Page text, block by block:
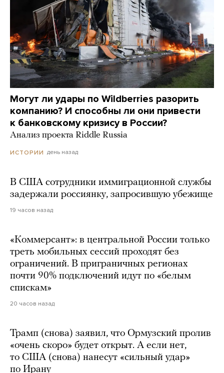
Могут ли удары по Wildberries разорить
компанию? И способны ли они привести
к банковскому кризису в России?
Анализ проекта Riddle Russia
ИСТОРИИ день назад
В США сотрудники иммиграционной службы
задержали россиянку, запросившую убежище
19 часов назад
«Коммерсант»: в центральной России только
треть мобильных сессий проходят без
ограничений. В приграничных регионах
почти 90% подключений идут по «белым
спискам»
20 часов назад
Трамп (снова) заявил, что Ормузский пролив
«очень скоро» будет открыт. А если нет,
то США (снова) нанесут «сильный удар»
по Ирану